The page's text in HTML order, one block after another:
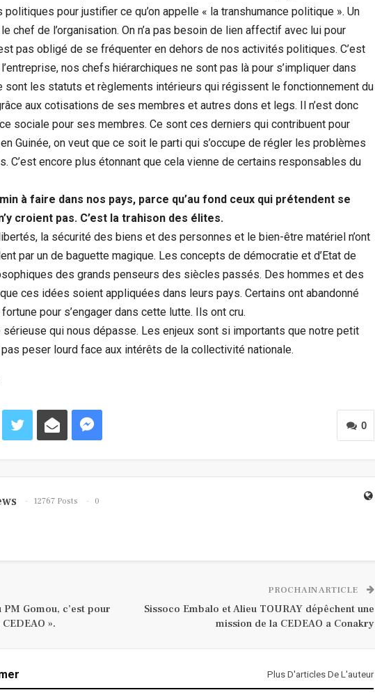
pour justifier ce qu’on appelle « la transhumance politique ». Un
chef de l’organisation. On n’a pas besoin de lien affectif avec lui pour
pas obligé de se fréquenter en dehors de nos activités politiques. C’est
nos chefs hiérarchiques ne sont pas là pour s’impliquer dans
sont les statuts et règlements intérieurs qui régissent le fonctionnement du
aux cotisations de ses membres et autres dons et legs. Il n’est donc
sociale pour ses membres. Ce sont ces derniers qui contribuent pour
Guinée, on veut que ce soit le parti qui s’occupe de régler les problèmes
C’est encore plus étonnant que cela vienne de certains responsables du
à faire dans nos pays, parce qu’au fond ceux qui prétendent se
croient pas. C’est la trahison des élites.
la sécurité des biens et des personnes et le bien-être matériel n’ont
par un de baguette magique. Les concepts de démocratie et d’Etat de
des grands penseurs des siècles passés. Des hommes et des
ces idées soient appliquées dans leurs pays. Certains ont abandonné
pour s’engager dans cette lutte. Ils ont cru.
sérieuse qui nous dépasse. Les enjeux sont si importants que notre petit
peser lourd face aux intérêts de la collectivité nationale.
0
12767 Posts
0
Gomou, c’est pour
».
PROCHAIN ARTICLE
Sissoco Embalo et Alieu TOURAY dépêchent une
mission de la CEDEAO a Conakry
Plus D'articles De L'auteur